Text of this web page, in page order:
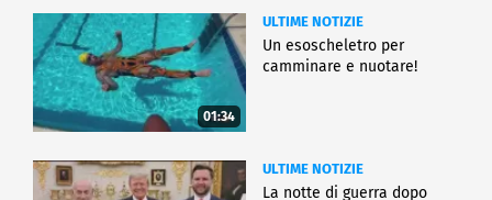
01:34
ULTIME NOTIZIE
Un esoscheletro per
camminare e nuotare!
ULTIME NOTIZIE
La notte di guerra dopo